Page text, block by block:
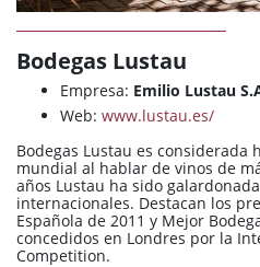
Bodegas Lustau
Empresa: Emilio Lustau
Web: www.lustau.es/
Bodegas Lustau es considerada
mundial al hablar de vinos de
años Lustau ha sido
internacionales. Destacan los
Española de 2011 y Mejor
concedidos en Londres por la
Competition.